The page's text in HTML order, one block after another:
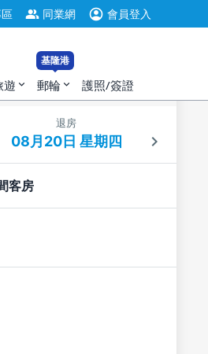
group 同業網 account_circle 會員登入
遊 expand_more
基隆港
郵輪 expand_more 護照/簽證
退房
客房